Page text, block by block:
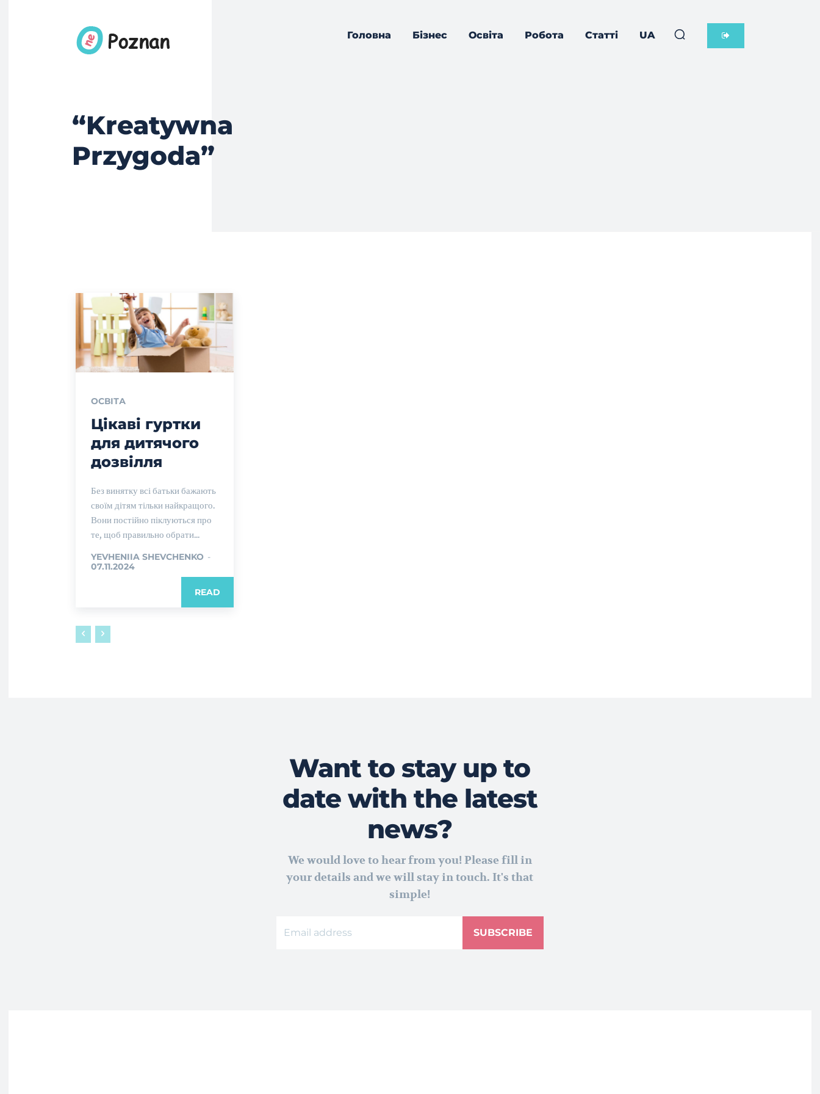
Головна Бізнес Освіта Робота Статті UA
“Kreatywna
Przygoda”
ОСВІТА
Цікаві гуртки
для дитячого
дозвілля
Без винятку всі батьки бажають
своїм дітям тільки найкращого.
Вони постійно піклуються про
те, щоб правильно обрати...
YEVHENIIA SHEVCHENKO -
07.11.2024
READ
Want to stay up to
date with the latest
news?
We would love to hear from you! Please fill in
your details and we will stay in touch. It's that
simple!
SUBSCRIBE